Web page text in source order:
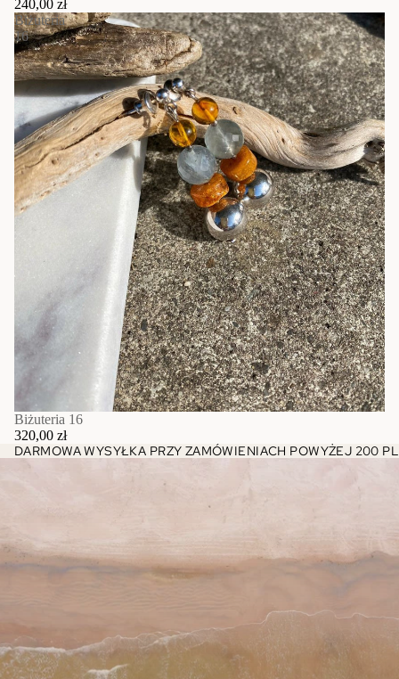
240,00 zł
Biżuteria
16
Biżuteria 16
320,00 zł
DARMOWA WYSYŁKA PRZY ZAMÓWIENIACH POWYŻEJ 200